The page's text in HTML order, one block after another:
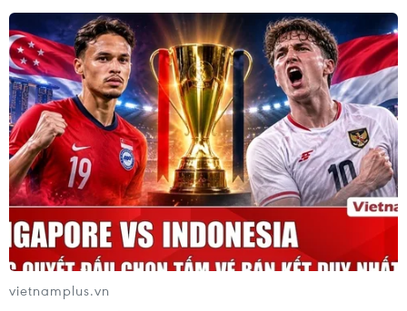
Dịch bệnh COVID-19 đã ''kéo'' ngành hàng
không Việt chậm lại 3-4 năm
29/02/2020 01:23
Với việc 40% máy bay “đắp chiếu” và giảm lương từ
lãnh đạo tới nhân viên hàng không, dịch bệnh COVID
đã có sự ảnh hưởng được đánh giá là "chưa từng có
trong lịch sử ngành hàng không.”
vietnamplus.vn